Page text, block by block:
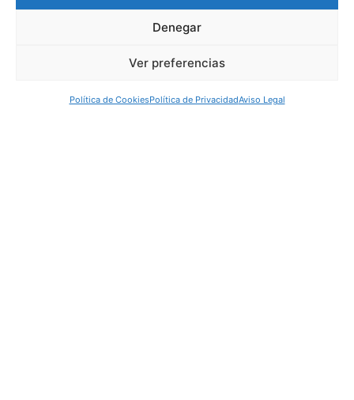
Denegar
Ver preferencias
Política de CookiesPolítica de PrivacidadAviso Legal
info@comarcadedaroca.com
Síguenos